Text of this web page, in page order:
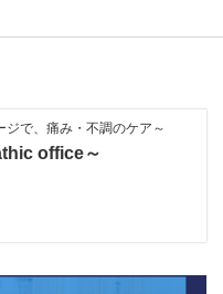
で、痛み・不調のケア～
office～